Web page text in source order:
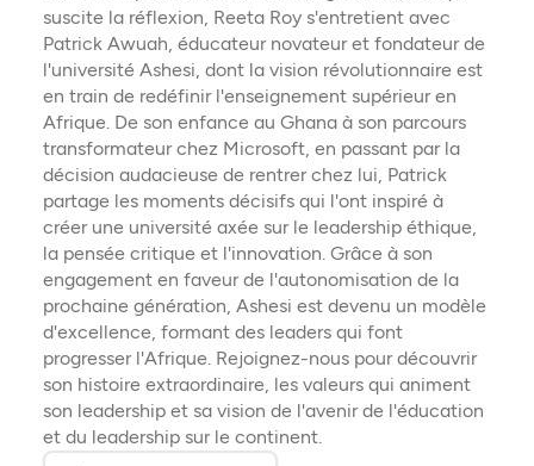
suscite la réflexion, Reeta Roy s'entretient avec
Patrick Awuah, éducateur novateur et fondateur de
l'université Ashesi, dont la vision révolutionnaire est
en train de redéfinir l'enseignement supérieur en
Afrique. De son enfance au Ghana à son parcours
transformateur chez Microsoft, en passant par la
décision audacieuse de rentrer chez lui, Patrick
partage les moments décisifs qui l'ont inspiré à
créer une université axée sur le leadership éthique,
la pensée critique et l'innovation. Grâce à son
engagement en faveur de l'autonomisation de la
prochaine génération, Ashesi est devenu un modèle
d'excellence, formant des leaders qui font
progresser l'Afrique. Rejoignez-nous pour découvrir
son histoire extraordinaire, les valeurs qui animent
son leadership et sa vision de l'avenir de l'éducation
et du leadership sur le continent.